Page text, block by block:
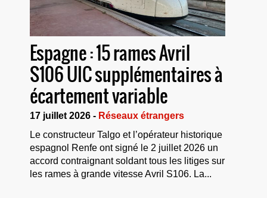
Espagne : 15 rames Avril
S106 UIC supplémentaires à
écartement variable
17 juillet 2026 - Réseaux étrangers
Le constructeur Talgo et l’opérateur historique
espagnol Renfe ont signé le 2 juillet 2026 un
accord contraignant soldant tous les litiges sur
les rames à grande vitesse Avril S106. La...